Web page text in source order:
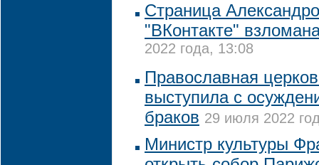
Страница
"ВКонтакте"
2022 года, 13:08
Православная
выступила с
браков 29 июля 2022
Министр культуры